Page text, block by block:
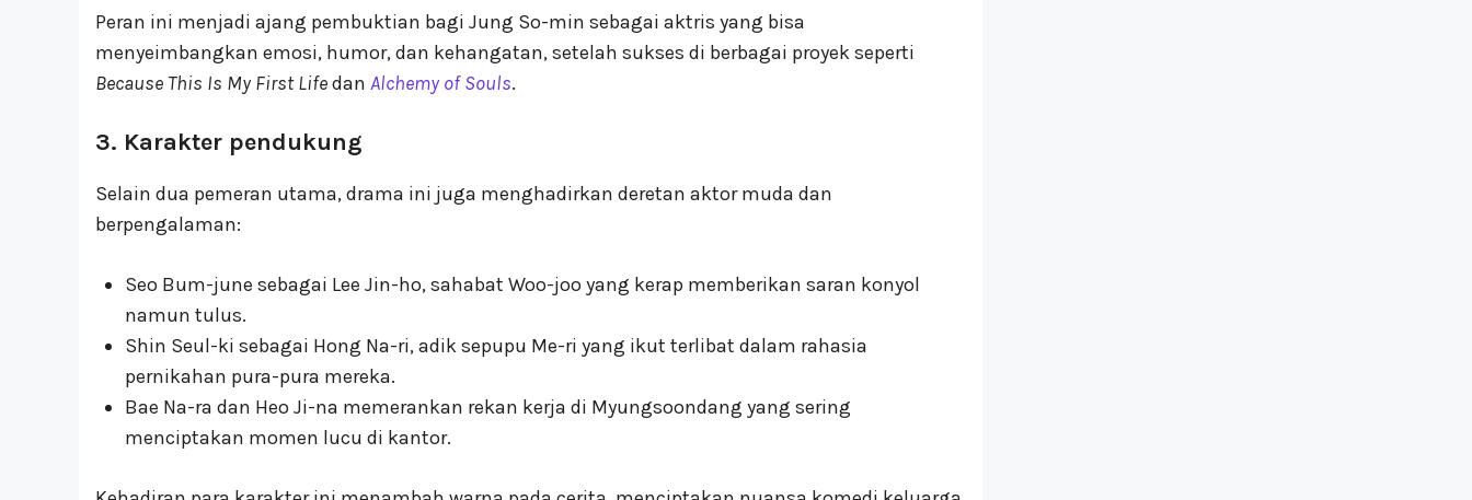
Peran ini menjadi ajang pembuktian bagi Jung So-min sebagai aktris yang bisa
menyeimbangkan emosi, humor, dan kehangatan, setelah sukses di berbagai proyek seperti
Because This Is My First Lifedan Alchemy of Souls.
3. Karakter pendukung
Selain dua pemeran utama, drama ini juga menghadirkan deretan aktor muda dan
berpengalaman:
Seo Bum-june sebagai Lee Jin-ho, sahabat Woo-joo yang kerap memberikan saran konyol
namun tulus.
Shin Seul-ki sebagai Hong Na-ri, adik sepupu Me-ri yang ikut terlibat dalam rahasia
pernikahan pura-pura mereka.
Bae Na-ra dan Heo Ji-na memerankan rekan kerja di Myungsoondang yang sering
menciptakan momen lucu di kantor.